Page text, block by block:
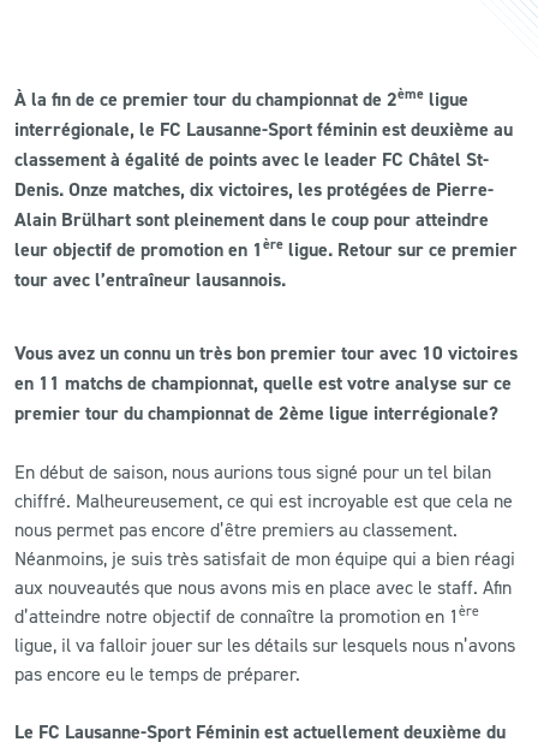
RESTAURATION
CLUB
CONTACT
ACTUALITÉS
L’APP DU LS
MATCH DES CELEBRITES
PRESSE ET MEDIAS
À la fin de ce premier tour du championnat de 2ème ligue
interrégionale, le FC Lausanne-Sport féminin est deuxième au
classement à égalité de points avec le leader FC Châtel St-
Denis. Onze matches, dix victoires, les protégées de Pierre-
Alain Brülhart sont pleinement dans le coup pour atteindre
leur objectif de promotion en 1ère ligue. Retour sur ce premier
tour avec l’entraîneur lausannois.
Vous avez un connu un très bon premier tour avec 10 victoires
en 11 matchs de championnat, quelle est votre analyse sur ce
premier tour du championnat de 2ème ligue interrégionale?
En début de saison, nous aurions tous signé pour un tel bilan
chiffré. Malheureusement, ce qui est incroyable est que cela ne
nous permet pas encore d’être premiers au classement.
Néanmoins, je suis très satisfait de mon équipe qui a bien réagi
aux nouveautés que nous avons mis en place avec le staff. Afin
d’atteindre notre objectif de connaître la promotion en 1 ère
ligue, il va falloir jouer sur les détails sur lesquels nous n’avons
pas encore eu le temps de préparer.
Le FC Lausanne-Sport Féminin est actuellement deuxième du